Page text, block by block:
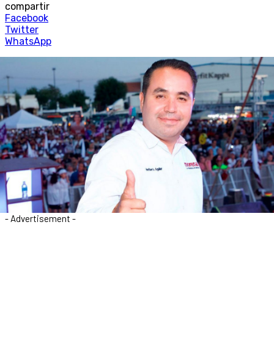
compartir
Facebook
Twitter
WhatsApp
- Advertisement -